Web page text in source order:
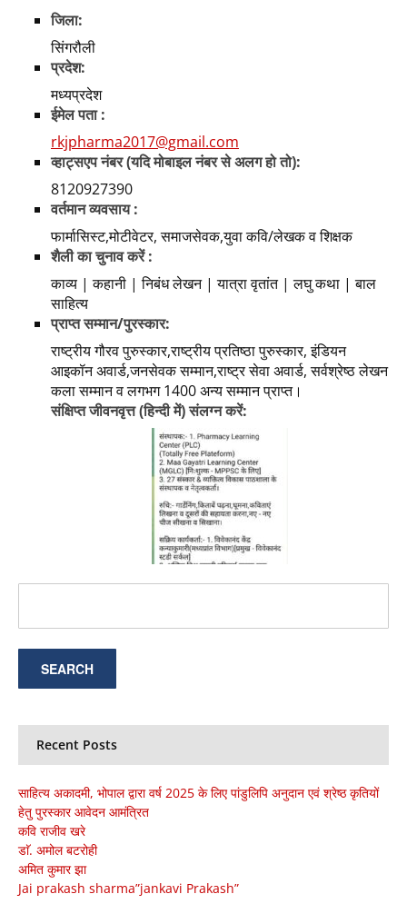
जिला:
सिंगरौली
प्रदेश:
मध्यप्रदेश
ईमेल पता :
rkjpharma2017@gmail.com
व्हाट्सएप नंबर (यदि मोबाइल नंबर से अलग हो तो):
8120927390
वर्तमान व्यवसाय :
फार्मासिस्ट,मोटीवेटर, समाजसेवक,युवा कवि/लेखक व शिक्षक
शैली का चुनाव करें :
काव्य | कहानी | निबंध लेखन | यात्रा वृतांत | लघु कथा | बाल
साहित्य
प्राप्त सम्मान/पुरस्कार:
राष्ट्रीय गौरव पुरुस्कार,राष्ट्रीय प्रतिष्ठा पुरुस्कार, इंडियन
आइकॉन अवार्ड,जनसेवक सम्मान,राष्ट्र सेवा अवार्ड, सर्वश्रेष्ठ लेखन
कला सम्मान व लगभग 1400 अन्य सम्मान प्राप्त।
संक्षिप्त जीवनवृत्त (हिन्दी में) संलग्न करें:
Recent Posts
साहित्य अकादमी, भोपाल द्वारा वर्ष 2025 के लिए पांडुलिपि अनुदान एवं श्रेष्ठ कृतियों
हेतु पुरस्कार आवेदन आमंत्रित
कवि राजीव खरे
डाॅ. अमोल बटरोही
अमित कुमार झा
Jai prakash sharma”jankavi Prakash”